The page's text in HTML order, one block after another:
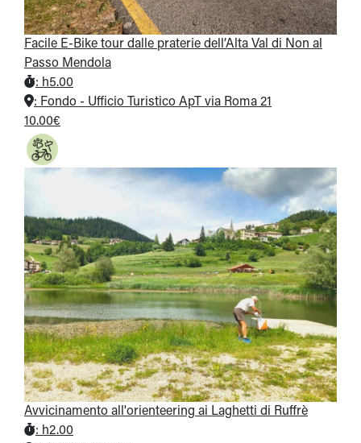
Facile E-Bike tour dalle praterie dell’Alta Val di Non al
Passo Mendola
: h5.00
: Fondo - Ufficio Turistico ApT via Roma 21
10.00€
Avvicinamento all'orienteering ai Laghetti di Ruffrè
: h2.00